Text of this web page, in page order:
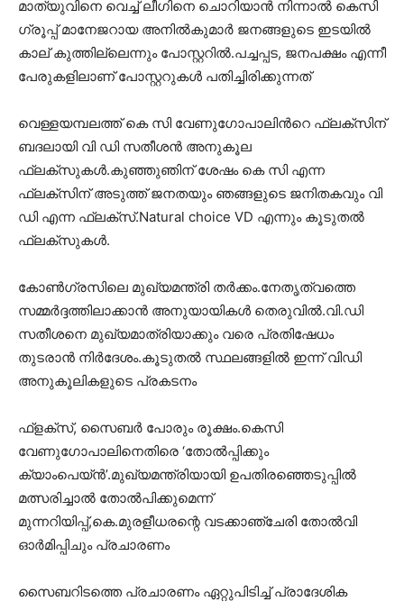
മാത്യുവിനെ വെച്ച് ലീഗിനെ ചൊറിയാൻ നിന്നാൽ കെസി
ഗ്രൂപ്പ് മാനേജറായ അനിൽകുമാർ ജനങ്ങളുടെ ഇടയിൽ
കാല് കുത്തില്ലെന്നും പോസ്റ്ററിൽ.പച്ചപ്പട, ജനപക്ഷം എന്നീ
പേരുകളിലാണ് പോസ്റ്ററുകൾ പതിച്ചിരിക്കുന്നത്
വെള്ളയമ്പലത്ത് കെ സി വേണുഗോപാലിൻറെ ഫ്ലക്സിന്
ബദലായി വി ഡി സതീശൻ അനുകൂല
ഫ്ലക്സുകൾ.കുഞ്ഞുഞിന് ശേഷം കെ സി എന്ന
ഫ്ലക്സിന് അടുത്ത് ജനതയും ഞങ്ങളുടെ ജനിതകവും വി
ഡി എന്ന ഫ്ലക്സ്.Natural choice VD എന്നും കൂടുതൽ
ഫ്ലക്സുകൾ.
കോൺഗ്രസിലെ മുഖ്യമന്ത്രി തർക്കം.നേതൃത്വത്തെ
സമ്മർദ്ദത്തിലാക്കാൻ അനുയായികൾ തെരുവിൽ.വി.ഡി
സതീശനെ മുഖ്യമാത്രിയാക്കും വരെ പ്രതിഷേധം
തുടരാൻ നിർദേശം.കൂടുതൽ സ്ഥലങ്ങളിൽ ഇന്ന് വിഡി
അനുകൂലികളുടെ പ്രകടനം
ഫ്ളക്സ്, സൈബർ പോരും രൂക്ഷം.കെസി
വേണുഗോപാലിനെതിരെ ‘തോൽപ്പിക്കും
ക്യാംപെയ്ൻ’.മുഖ്യമന്ത്രിയായി ഉപതിരഞ്ഞെടുപ്പിൽ
മത്സരിച്ചാൽ തോൽപിക്കുമെന്ന്
മുന്നറിയിപ്പ്,കെ.മുരളീധരന്റെ വടക്കാഞ്ചേരി തോൽവി
ഓർമിപ്പിചും പ്രചാരണം
സൈബറിടത്തെ പ്രചാരണം ഏറ്റുപിടിച്ച് പ്രാദേശിക